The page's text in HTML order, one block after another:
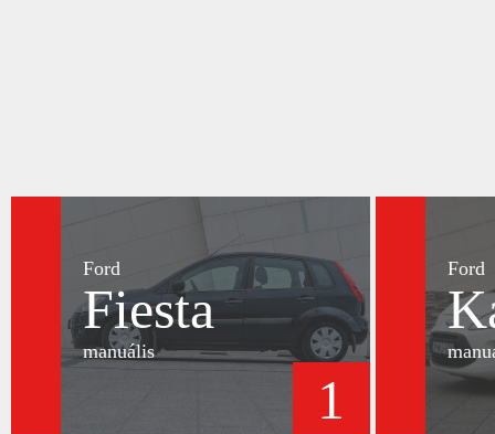
Ford
Fiesta
manuális
1
Ford